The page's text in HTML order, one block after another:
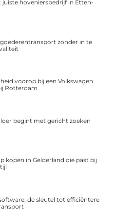
juiste hoveniersbedrijf in Etten-
zonder in te
voorop bij een Volkswagen
Rotterdam
begint met gericht zoeken
kopen in Gelderland die past bij
de sleutel tot efficiëntere